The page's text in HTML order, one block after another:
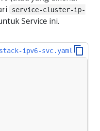
service-cluster-ip-
Service ini.
ipv6-svc.yaml